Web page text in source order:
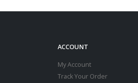
ACCOUNT
My Account
Track Your Order